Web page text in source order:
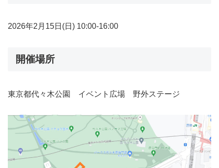
2026年2月15日(日) 10:00-16:00
開催場所
東京都代々木公園 イベント広場 野外ステージ